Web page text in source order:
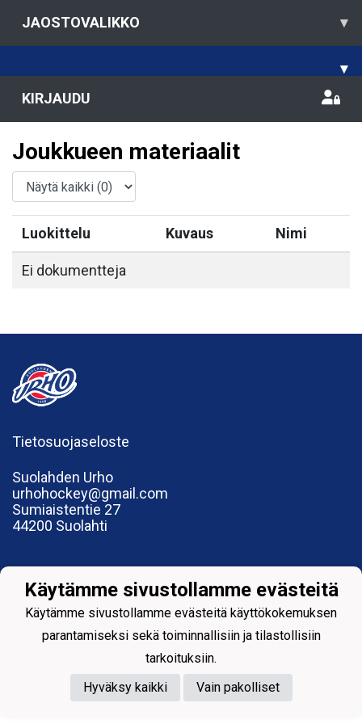
JAOSTOVALIKKO ▾
▾
KIRJAUDU
Joukkueen materiaalit
Luokittelu Kuvaus Nimi
Ei dokumentteja
Tietosuojaseloste
Suolahden Urho
urhohockey@gmail.com
Sumiaistentie 27
44200 Suolahti
Powered by
Käytämme sivustollamme evästeitä
Käytämme sivustollamme evästeitä käyttökokemuksen
parantamiseksi sekä toiminnallisiin ja tilastollisiin
tarkoituksiin.
Hyväksy kaikki
Vain pakolliset